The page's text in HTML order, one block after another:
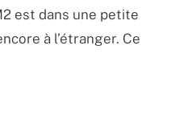
est dans une petite
à l’étranger. Ce